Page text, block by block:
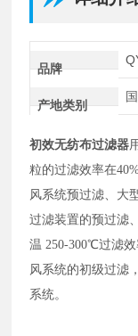
品牌
产地类别
初效无纺布过滤器
粒的过滤效率在
风系统预过滤、大
过滤装置的预过滤
温 250-300℃过滤
风系统的初级过滤
系统。